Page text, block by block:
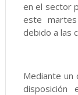
en el sector
este
debido a las
Mediante un
disposición